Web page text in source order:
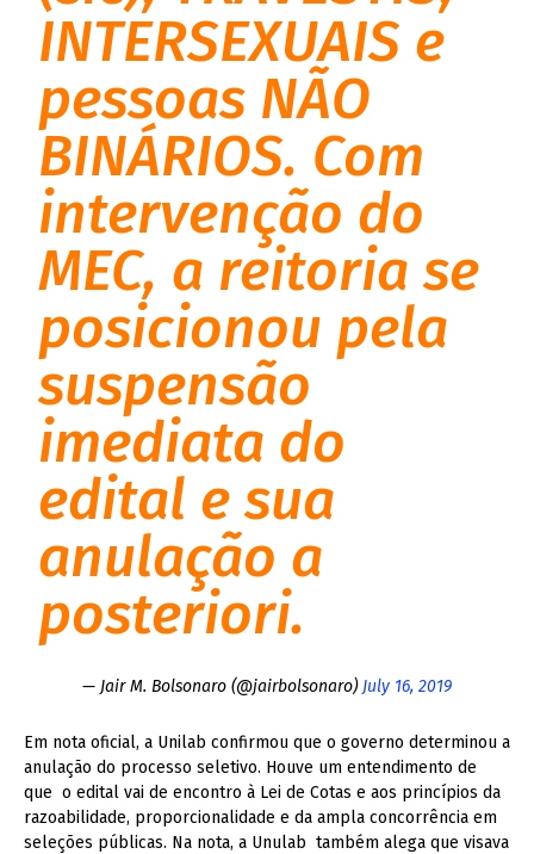
INTERSEXUAIS e
pessoas NÃO
BINÁRIOS. Com
intervenção do
MEC, a reitoria se
posicionou pela
suspensão
imediata do
edital e sua
anulação a
posteriori.
— Jair M. Bolsonaro (@jairbolsonaro) July 16, 2019
Em nota oficial, a Unilab confirmou que o governo determinou a
anulação do processo seletivo. Houve um entendimento de
que o edital vai de encontro à Lei de Cotas e aos princípios da
razoabilidade, proporcionalidade e da ampla concorrência em
seleções públicas. Na nota, a Unulab também alega que visava